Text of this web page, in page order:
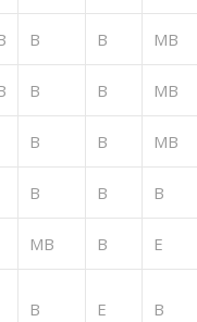
B B MB
B B MB
B B MB
B B B
MB B E
B E B